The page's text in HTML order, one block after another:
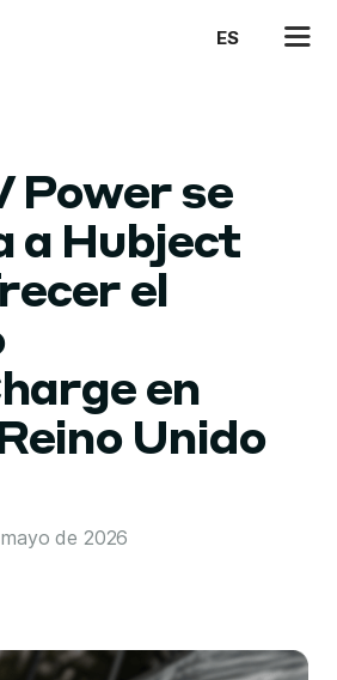
ES
Power se
a Hubject
el
en
Unido
de 2026